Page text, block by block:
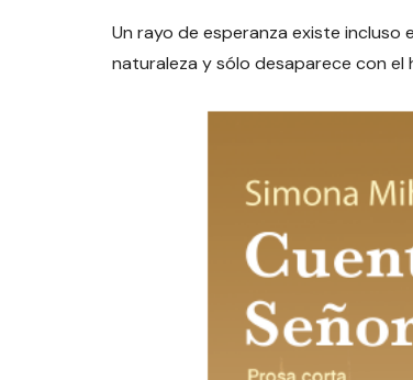
Un rayo de esperanza existe incluso
naturaleza y sólo desaparece con el